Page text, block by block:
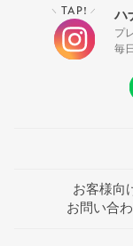
＼ TAP! ／ ハ
プ
毎
お客様向
お問い合